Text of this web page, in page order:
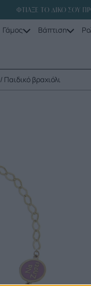
ΦΤΙΑΞΕ ΤΟ ΔΙΚΟ ΣΟΥ
Γάμος Βάπτιση
/ Παιδικό βραχιόλι